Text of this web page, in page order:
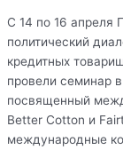
С 14 по 16 апреля
политический
кредитных
провели семинар
посвященный
Better Cotton и
международные